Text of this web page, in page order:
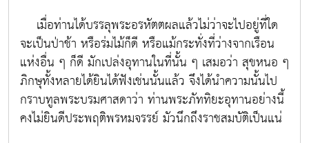
เมื่อท่านได้บรรลุพระอรหัตตผลแล้วไม่ว่าจะไปอยู่ที่ใด
จะเป็นป่าช้า หรือร่มไม้ก็ดี หรือแม้กระทั่งที่ว่างจากเรือน
แห่งอื่น ๆ ก็ดี มักเปล่งอุทานในที่นั้น ๆ เสมอว่า สุขหนอ ๆ
ภิกษุทั้งหลายได้ยินได้ฟังเช่นนั้นแล้ว จึงได้นำความนั้นไป
กราบทูลพระบรมศาสดาว่า ท่านพระภัททิยะอุทานอย่างนี้
คงไม่ยินดีประพฤติพรหมจรรย์ มัวนึกถึงราชสมบัติเป็นแน่